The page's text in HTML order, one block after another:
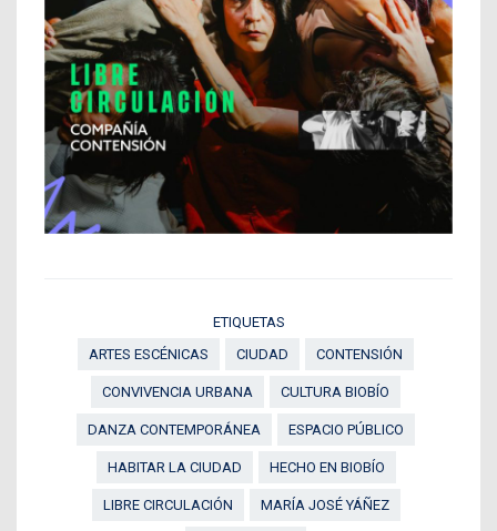
ETIQUETAS
ARTES ESCÉNICAS
CIUDAD CONTENSIÓN
CONVIVENCIA URBANA CULTURA BIOBÍO
DANZA CONTEMPORÁNEA ESPACIO PÚBLICO
HABITAR LA CIUDAD HECHO EN BIOBÍO
LIBRE CIRCULACIÓN MARÍA JOSÉ YÁÑEZ